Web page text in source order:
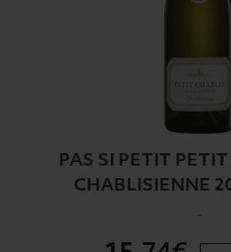
PAS SI PETIT
CHABLISIENNE
-